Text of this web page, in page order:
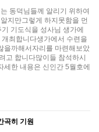
동덕님들께 알리기 위하여
지만그렇게 하지못함을 먼
기도식을 성사님 생가에
최합니다생가에서 수련을
을까해서자리를 마련해보았
고 합니다많이들 참석하시
세한 내용은 신인간 5월호에
곡히 기원